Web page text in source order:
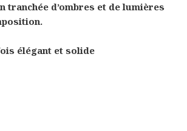
tranchée d’ombres et de lumières
élégant et solide